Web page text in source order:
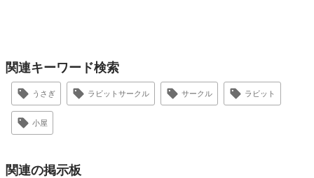
関連キーワード検索
うさぎ ラビットサークル サークル ラビット
小屋
関連の掲示板